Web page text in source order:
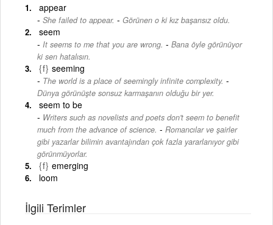
appear
She failed to appear. - Görünen o ki kız başarısız oldu.
seem
It seems to me that you are wrong. - Bana öyle görünüyor
ki sen hatalısın.
{f} seeming
The world is a place of seemingly infinite complexity. -
Dünya görünüşte sonsuz karmaşanın olduğu bir yer.
seem to be
Writers such as novelists and poets don't seem to benefit
much from the advance of science. - Romancılar ve şairler
gibi yazarlar bilimin avantajından çok fazla yararlanıyor gibi
görünmüyorlar.
{f} emerging
loom
İlgili Terimler